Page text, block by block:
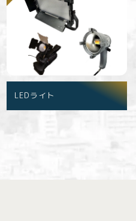
LEDライト